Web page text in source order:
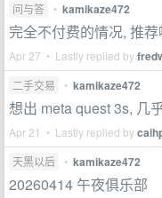
问与答 • kamikaze472
完全不付费的情况, 推
Apr 27 • Lastly replied by
二手交易 • kamikaze472
想出 meta quest 3s, 几
Apr 21 • Lastly replied by
天黑以后 • kamikaze472
20260414 午夜俱乐部